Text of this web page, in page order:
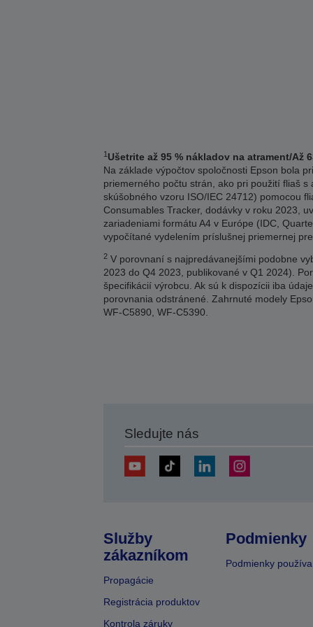
1Ušetrite až 95 % nákladov na atrament/
Na základe výpočtov spoločnosti Epson bola
priemerného počtu strán, ako pri použití fliaš
skúšobného vzoru ISO/IEC 24712) pomocou
Consumables Tracker, dodávky v roku 2023,
zariadeniami formátu A4 v Európe (IDC,
vypočítané vydelením príslušnej priemernej
2V porovnaní s najpredávanejšími podobne
2023 do Q4 2023, publikované v Q1 2024).
špecifikácií výrobcu. Ak sú k dispozícii iba
porovnania odstránené. Zahrnuté modely
WF-C5890, WF-C5390.
Sledujte nás
Služby
zákazníkom
Propagácie
Registrácia produktov
Kontrola záruky
Podmienky
Podmienky